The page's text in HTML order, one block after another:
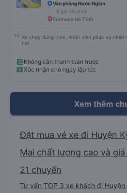
Văn phòng Nước Ngầm
8 giờ 40 phút
Formosa Hà Tĩnh
Xe chạy đúng time, nhân viên phục vụ
nơi
Không cần thanh toán trước
Xác nhận chỗ ngay lập tức
Xem thêm
Đặt mua vé xe đi Huyện
Mai chất lượng cao và
21 chuyến
Tư vấn TOP 3 xe khách đi